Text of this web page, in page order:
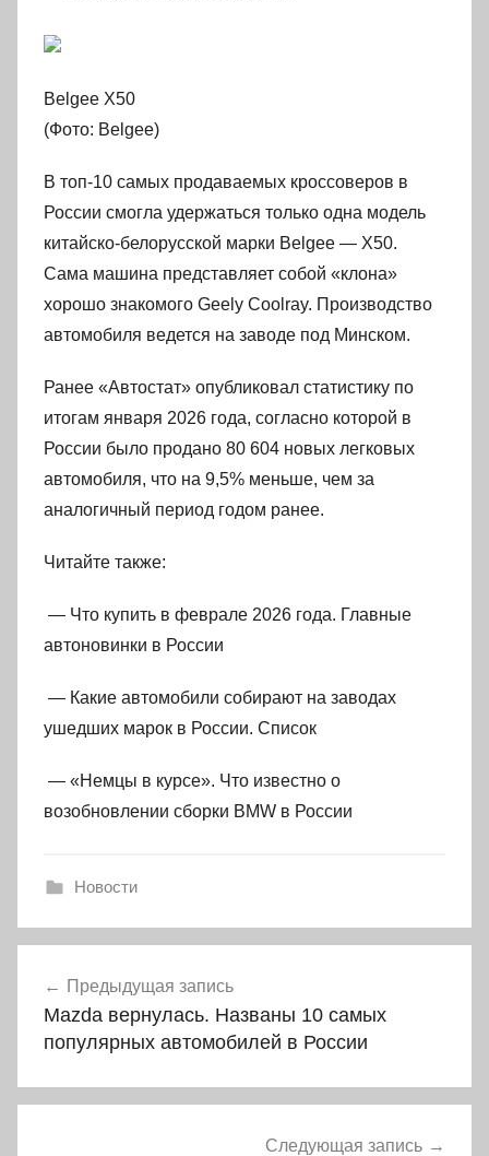
Belgee X50
(Фото: Belgee)
В топ-10 самых продаваемых кроссоверов в
России смогла удержаться только одна модель
китайско-белорусской марки Belgee — X50.
Сама машина представляет собой «клона»
хорошо знакомого Geely Coolray. Производство
автомобиля ведется на заводе под Минском.
Ранее «Автостат» опубликовал статистику по
итогам января 2026 года, согласно которой в
России было продано 80 604 новых легковых
автомобиля, что на 9,5% меньше, чем за
аналогичный период годом ранее.
Читайте также:
— Что купить в феврале 2026 года. Главные
автоновинки в России
— Какие автомобили собирают на заводах
ушедших марок в России. Список
— «Немцы в курсе». Что известно о
возобновлении сборки BMW в России
Новости
по
записям
Предыдущая запись
Mazda вернулась. Названы 10 самых
популярных автомобилей в России
Следующая запись